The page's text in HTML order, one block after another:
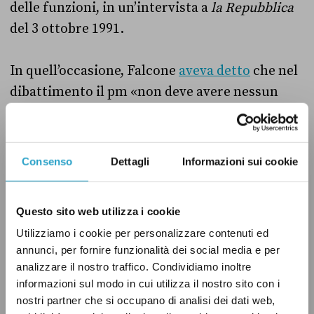
Consenso Dettagli Informazioni sui cookie
Questo sito web utilizza i cookie
Utilizziamo i cookie per personalizzare contenuti ed
annunci, per fornire funzionalità dei social media e per
analizzare il nostro traffico. Condividiamo inoltre
informazioni sul modo in cui utilizza il nostro sito con i
nostri partner che si occupano di analisi dei dati web,
delle funzioni, in un’intervista ala Repubblica
del 3 ottobre 1991.
In quell’occasione, Falcone aveva detto che nel
dibattimento il pm «non deve avere nessun
tipo di parentela col giudice e non essere, come
invece oggi è, una specie di paragiudice».
Secondo Falcone, «contraddice tutto ciò il
fatto che, avendo formazione e carriere
intercambiabili, giudici e pm» sono di fatto
«indistinguibili gli uni dagli altri». Al
contrario, per Falcone giudice e pm dovevano
essere «due figure strutturalmente
differenziate nelle competenze e nella